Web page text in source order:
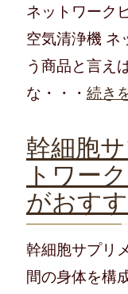
ネットワーク
空気清浄機 ネ
う商品と言え
な・・・ 続き
幹細胞
トワー
がおすす
幹細胞サプリ
間の身体を構